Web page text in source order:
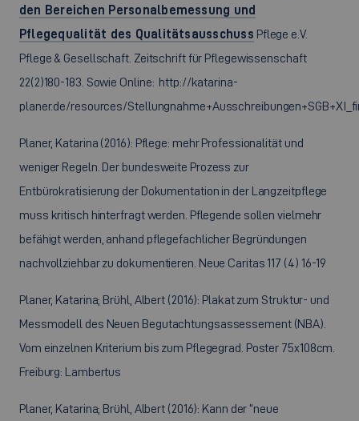
den Bereichen Personalbemessung und
Pflegequalität des Qualitätsausschuss Pflege e.V.
Pflege & Gesellschaft. Zeitschrift für Pflegewissenschaft
22(2)180-183. Sowie Online: http://katarina-
planer.de/resources/
Planer, Katarina (2016): Pflege: mehr Professionalität und
weniger Regeln. Der bundesweite Prozess zur
Entbürokratisierung der Dokumentation in der Langzeitpflege
muss kritisch hinterfragt werden. Pflegende sollen vielmehr
befähigt werden, anhand pflegefachlicher Begründungen
nachvollziehbar zu dokumentieren. Neue Caritas 117 (4) 16-19
Planer, Katarina; Brühl, Albert (2016): Plakat zum Struktur- und
Messmodell des Neuen Begutachtungsassessement (NBA).
Vom einzelnen Kriterium bis zum Pflegegrad. Poster 75x108cm.
Freiburg: Lambertus
Planer, Katarina; Brühl, Albert (2016): Kann der “neue